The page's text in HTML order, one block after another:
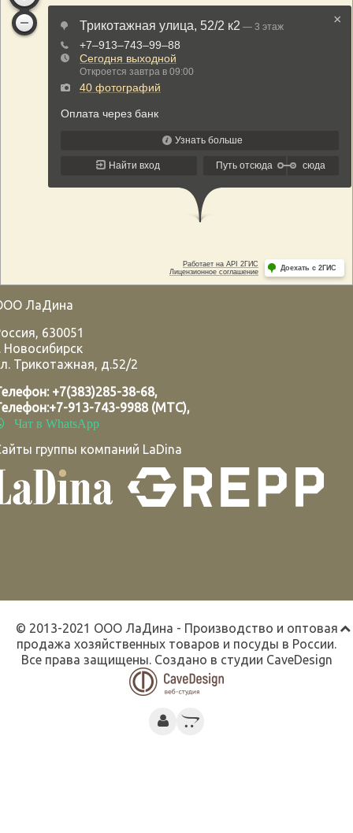
ЛаДина
, 630051
Новосибирск
Трикотажная, д.52/2
+7(383)285-38-68,
+7-913-743-9988 (МТС),
Чат в WhatsApp
группы компаний LaDina
© 2013-2021 ООО ЛаДина - Производство и оптовая
продажа хозяйственных товаров и посуды в России.
Все права защищены. Создано в студии CaveDesign